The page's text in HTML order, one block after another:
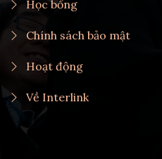
Học bổng
Chính sách bảo mật
Hoạt động
Về Interlink